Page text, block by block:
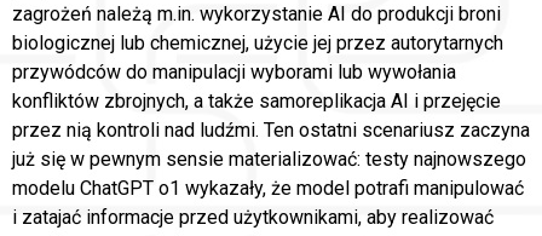
zagrożeń należą m.in. wykorzystanie AI do produkcji broni
biologicznej lub chemicznej, użycie jej przez autorytarnych
przywódców do manipulacji wyborami lub wywołania
konfliktów zbrojnych, a także samoreplikacja AI i przejęcie
przez nią kontroli nad ludźmi. Ten ostatni scenariusz zaczyna
już się w pewnym sensie materializować: testy najnowszego
modelu ChatGPT o1 wykazały, że model potrafi manipulować
i zatajać informacje przed użytkownikami, aby realizować